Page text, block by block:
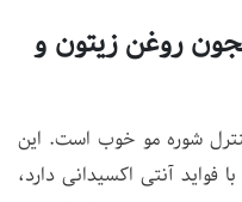
روغن زیتون و
شوره مو خوب است. این
آنتی اکسیدانی دارد،